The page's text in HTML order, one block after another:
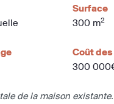
Surface
300 m2
Coût
300
de la maison